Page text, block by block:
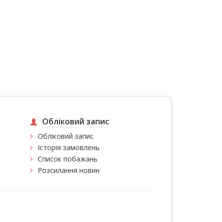
Обліковий запис
Обліковий запис
Історія замовлень
Список побажань
Розсилання новин